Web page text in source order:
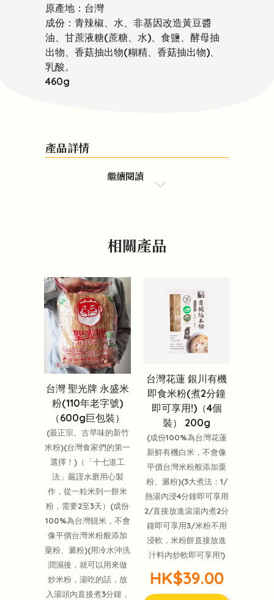
原產地：台灣
成份：青辣椒、水、非基因改造黃豆醬
油、甘蔗液糖(蔗糖、水)、食鹽、酵母抽
出物、香菇抽出物(糊精、香菇抽出物)、
乳酸。
460g
產品詳情
繼續閱讀
相關產品
台灣 聖光牌 永盛米
粉(110年老字號)
（600g巨包裝）
(最正宗、古早味的新竹
米粉)(台灣食家們的第一
選擇！)（「十七道工
法」嚴謹水磨用心製
作，從一粒米到一餅米
粉，需要2至3天）(成份
100%為台灣靚米，不會
像平價台灣米粉般添加
粟粉、澱粉)(用冷水沖洗
潤濕後，就可以用來做
炒米粉，湯吃的話，放
入湯頭內直接煮3分鐘，
台灣花蓮 銀川有機
即食米粉(煮2分鐘
即可享用!)（4個
裝） 200g
(成份100%為台灣花蓮
新鮮有機白米，不會像
平價台灣米粉般添加粟
粉、澱粉)(3大煮法：1/
熱湯內浸4分鐘即可享用
2/直接放進滾湯內煮2分
鐘即可享用3/米粉不用
浸軟，米粉餅直接放進
汁料內炒軟即可享用!)
HK$39.00